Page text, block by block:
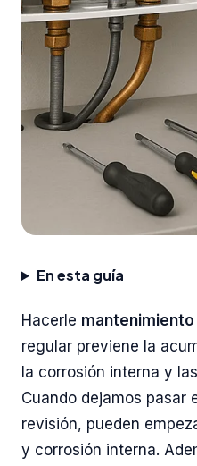
En esta guía
Hacerle
regular previene la
la corrosión interna y
Cuando dejamos pasar
revisión, pueden
y corrosión interna.